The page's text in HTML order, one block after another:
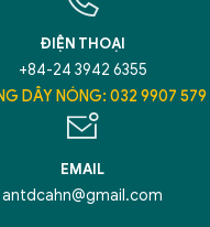
ĐIỆN THOẠI
+84-24 3942 6355
DÂY NÓNG: 032 9907 579
EMAIL
antdcahn@gmail.com